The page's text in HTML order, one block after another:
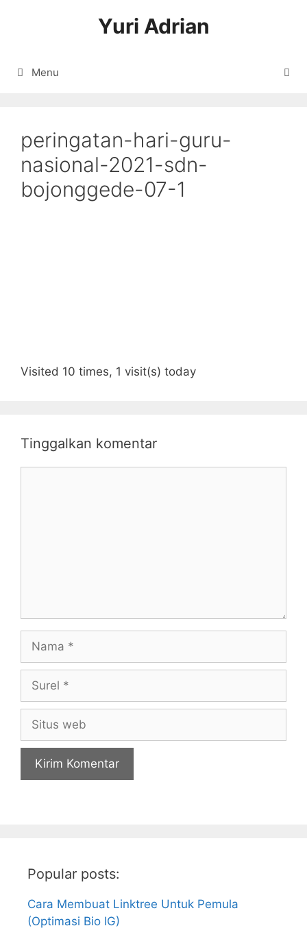
Yuri Adrian
Menu
peringatan-hari-guru-
nasional-2021-sdn-
bojonggede-07-1
Visited 10 times, 1 visit(s) today
Tinggalkan komentar
web
Popular posts:
Cara Membuat Linktree Untuk Pemula
(Optimasi Bio IG)